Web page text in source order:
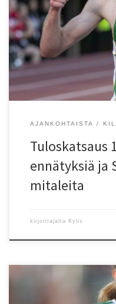
metrillä ja KU-58:n Tuomas
Tuomas Heikkilä juoksi
ennätyksen 7.51,13.
Suomen mestareiksi
ja Espoon Tapioiden Isabella
Salamoiden […]
AJANKOHTAISTA
Tuloskatsaus
ennätyksiä ja
mitaleita
kirjoittajalta Kylis